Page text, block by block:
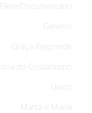
Filme/Documentário
Gênesis
Graça Responde
do Cristianismo
Livros
Marta e Maria